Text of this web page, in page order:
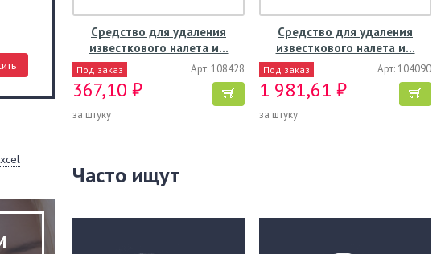
Средство для удаления
известкового налета и…
Под заказ Арт: 108428
367,10 ₽
за штуку
Средство для удаления
известкового налета и…
Под заказ Арт: 104090
1 981,61 ₽
за штуку
Часто ищут